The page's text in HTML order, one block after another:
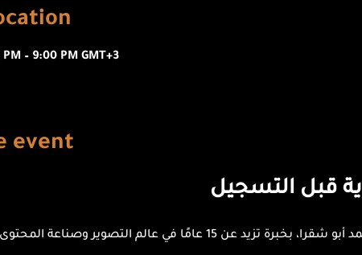
– 9:00 PM GMT+3
event
قبل التسجيل
مرحبًا بكم في هذه الدورات التي يقودها محمد أبو شقرا، بخبرة تزيد عن 15 عامًا في عالم